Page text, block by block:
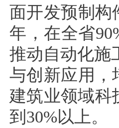
面开发预制构
年，在全省
推动自动化施
与创新应用，
建筑业领域科
到30%以上。